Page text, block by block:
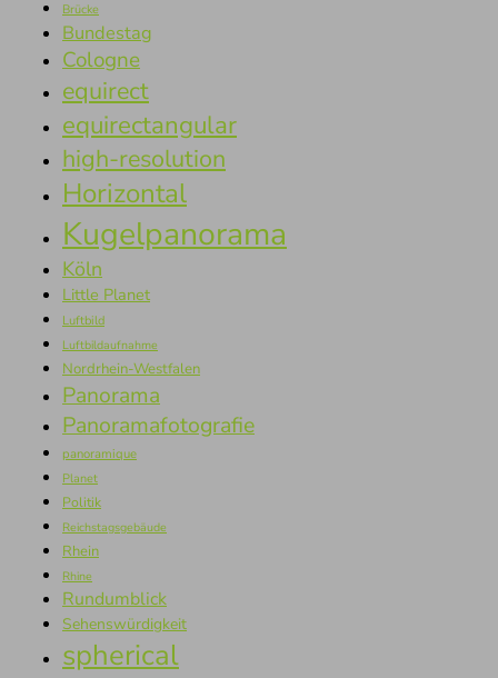
Brücke
Bundestag
Cologne
equirect
equirectangular
high-resolution
Horizontal
Kugelpanorama
Köln
Little Planet
Luftbild
Luftbildaufnahme
Nordrhein-Westfalen
Panorama
Panoramafotografie
panoramique
Planet
Politik
Reichstagsgebäude
Rhein
Rhine
Rundumblick
Sehenswürdigkeit
spherical